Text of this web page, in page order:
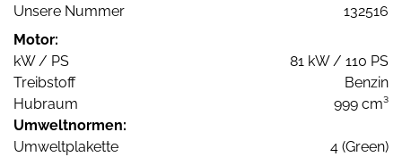
Unsere Nummer
132516
Motor:
kW / PS
81 kW / 110 PS
Treibstoff
Benzin
Hubraum
999 cm³
Umweltnormen:
Umweltplakette
4 (Green)